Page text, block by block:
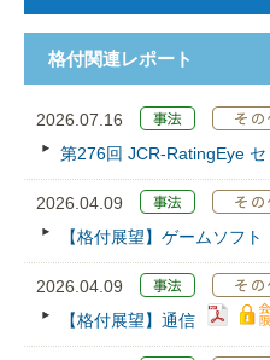
格付関連レポート
2026.07.16
第276回 JCR‐RatingEye
2026.04.09
【格付展望】ゲームソフト
2026.04.09
【格付展望】通信